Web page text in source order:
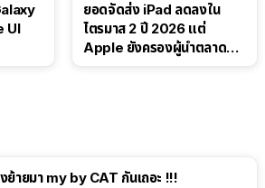
UI
ยอดจัดส่ง iPad ลดลงใน
ไตรมาส 2 ปี 2026 แต่
Apple ยังครองผู้นำตลาด
ย้ายมา my by CAT กันเถอะ !!!